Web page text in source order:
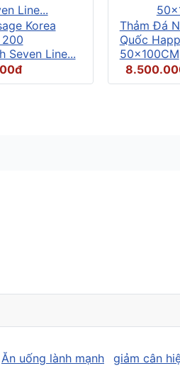
Korea
200
Seven Line...
Thảm Đá
Quốc
50x100CM
Ăn uống lành mạnh giảm cân